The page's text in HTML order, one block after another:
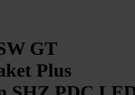
GT
Plus